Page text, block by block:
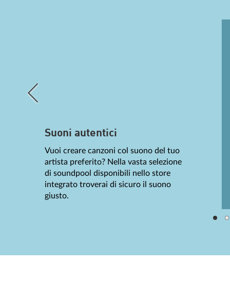
Suoni autentici
Vuoi creare canzoni col suono del tuo
artista preferito? Nella vasta selezione
di soundpool disponibili nello store
integrato troverai di sicuro il suono
giusto.